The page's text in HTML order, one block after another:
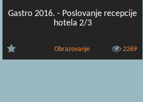
Gastro 2016. - Poslovanje recepcije
hotela 2/3
Obrazovanje 2269